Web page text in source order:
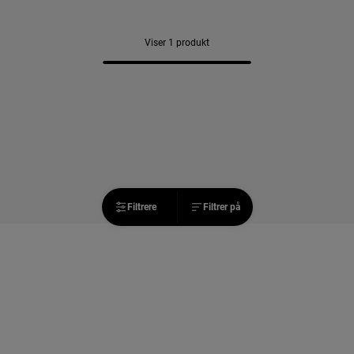
Viser 1 produkt
Filtrere Filtrer på